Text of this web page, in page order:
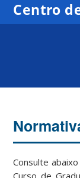
Centro
Consulte
Curso de